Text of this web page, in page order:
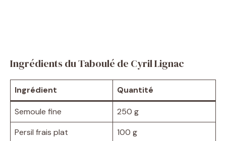
Ingrédients du Taboulé de Cyril Lignac
Ingrédient Quantité
Semoule fine
250 g
Persil frais plat
100 g